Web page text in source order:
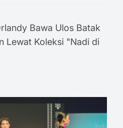
Bawa Ulos Batak
Lewat Koleksi "Nadi di